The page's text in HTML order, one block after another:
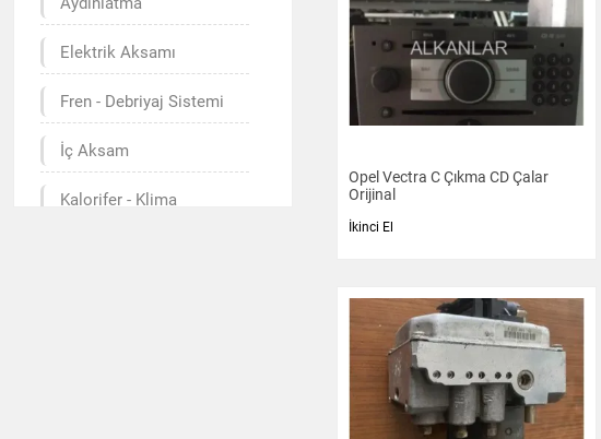
Astra
Corsa
Insignia
Elektrik Aksamı
Fren - Debriyaj Sistemi
İç Aksam
Kalorifer - Klima
Opel Vectra C Çıkma CD Çalar
Orijinal
İkinci El